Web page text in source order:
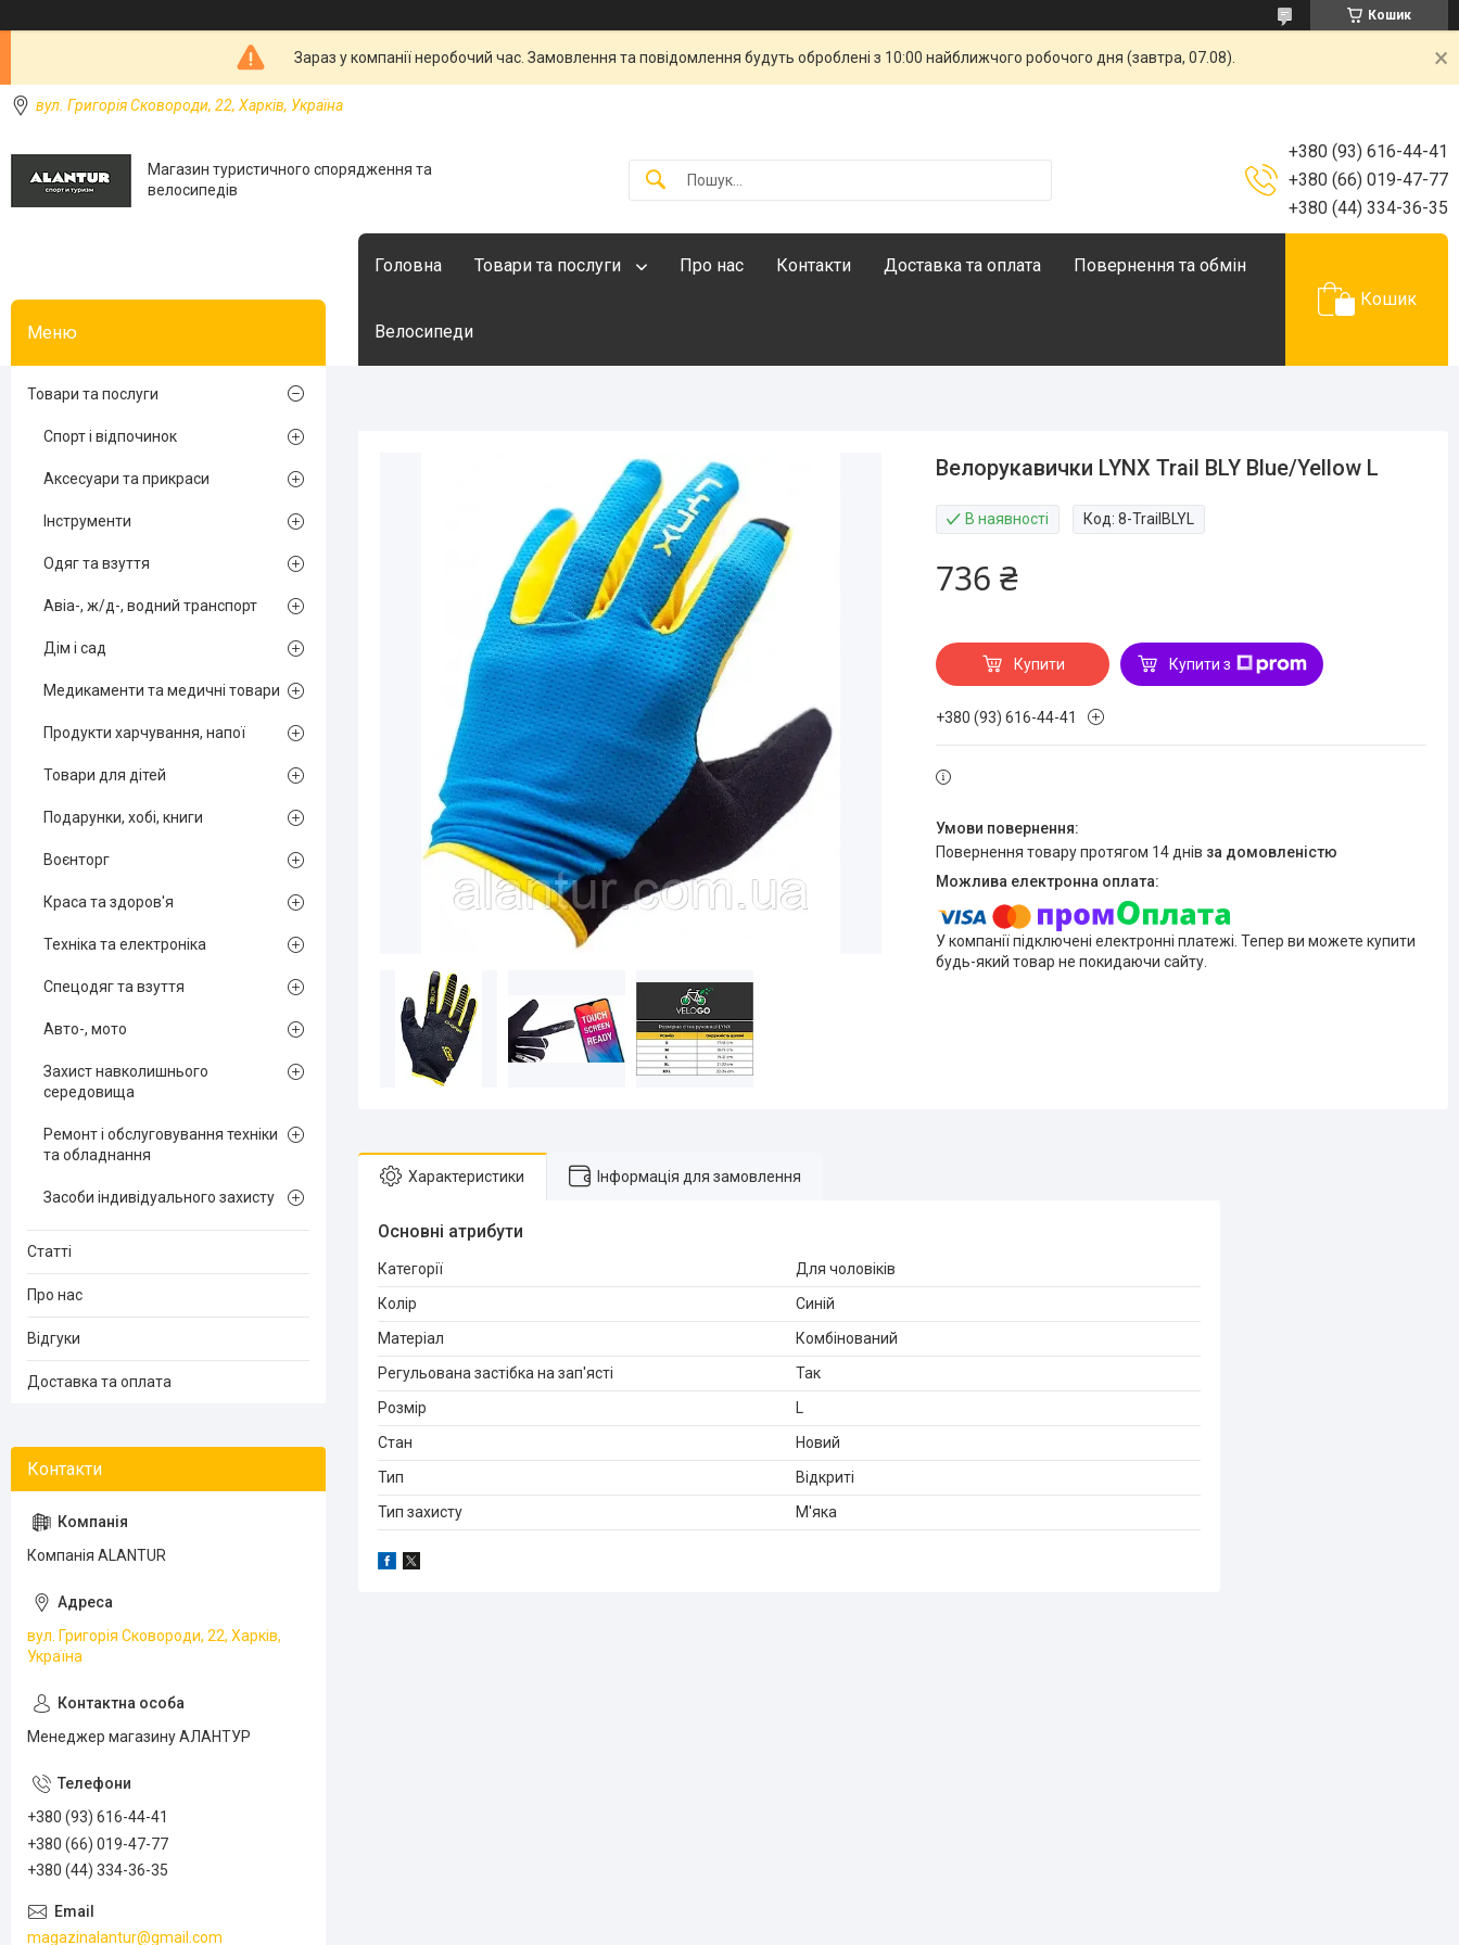
Кошик
Зараз у компанії неробочий час. Замовлення та повідомлення будуть оброблені з 10:00 найближчого робочого дня (завтра, 07.08).
вул. Григорія Сковороди, 22, Харків, Україна
Магазин туристичного спорядження та
велосипедів
+380 (93) 616-44-41
+380 (66) 019-47-77
+380 (44) 334-36-35
Головна Товари та послуги Про нас Контакти Доставка та оплата Повернення та обмін
Велосипеди
Кошик
Велорукавички LYNX Trail BLY Blue/Yellow L
В наявності Код:8-TrailBLYL
736 ₴
Купити Купити з
+380 (93) 616-44-41
повернення товару протягом 14 днів за домовленістю
У компанії підключені електронні платежі. Тепер ви можете купити
будь-який товар не покидаючи сайту.
Характеристики Інформація для замовлення
Основні атрибути
Категорії
Для чоловіків
Колір
Синій
Матеріал
Комбінований
Регульована застібка на зап'ясті
Так
Розмір
Стан
Новий
Тип
Відкриті
Тип захисту
М'яка
Товари та послуги
Спорт і відпочинок
Аксесуари та прикраси
Інструменти
Одяг та взуття
Авіа-, ж/д-, водний транспорт
Дім і сад
Медикаменти та медичні товари
Продукти харчування, напої
Товари для дітей
Подарунки, хобі, книги
Воєнторг
Краса та здоров'я
Техніка та електроніка
Спецодяг та взуття
Авто-, мото
Захист навколишнього
середовища
Ремонт і обслуговування техніки
та обладнання
Засоби індивідуального захисту
Статті
Про нас
Відгуки
Доставка та оплата
Компанія ALANTUR
вул. Григорія Сковороди, 22, Харків,
Україна
Менеджер магазину АЛАНТУР
+380 (93) 616-44-41
+380 (66) 019-47-77
+380 (44) 334-36-35
magazinalantur@gmail.com